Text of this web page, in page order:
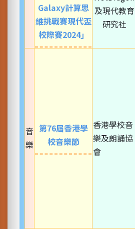
Galaxy計算思
維挑戰賽現代盃
校際賽2024」
及現代教育
研究社
音
樂
第76屆香港學
校音樂節
香港學校音
樂及朗誦協
會